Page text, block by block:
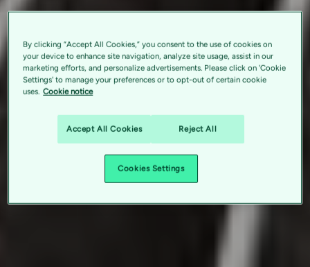
By clicking “Accept All Cookies,” you consent to the use of cookies on
your device to enhance site navigation, analyze site usage, assist in our
marketing efforts, and personalize advertisements. Please click on 'Cookie
Settings' to manage your preferences or to opt-out of certain cookie
uses. Cookie notice
Accept All Cookies Reject All
Cookies Settings